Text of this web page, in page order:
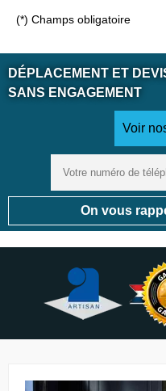
(*) Champs obligatoire
DÉPLACEMENT ET
SANS ENGAGEMENT
Voir
On vous